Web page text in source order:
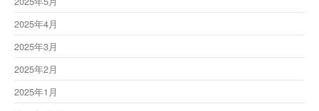
2025年4月
2025年3月
2025年2月
2025年1月